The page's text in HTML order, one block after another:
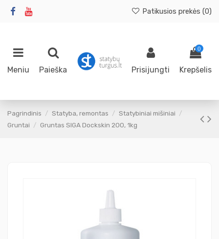
Patikusios prekės (0)
Meniu Paieška Prisijungti
0
Krepšelis
Pagrindinis Statyba, remontas
Statybiniai mišiniai
Gruntai
Gruntas SIGA Dockskin 200, 1kg